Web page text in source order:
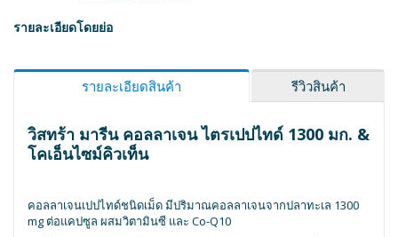
รายละเอียดโดยย่อ
รายละเอียดสินค้า รีวิวสินค้า
วิสทร้า มารีน คอลลาเจน ไตรเปปไทด์ 1300 มก. &
โคเอ็นไซม์คิวเท็น
คอลลาเจนเปปไทด์ชนิดเม็ด มีปริมาณคอลลาเจนจากปลาทะเล 1300
mg ต่อแคปซูล ผสมวิตามินซี และ Co-Q10